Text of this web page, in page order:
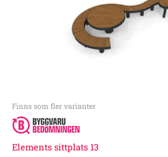
Finns som fler varianter
Elements sittplats 13
till
193
800:-